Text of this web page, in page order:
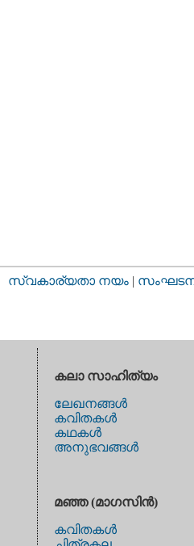
സ്വകാര്യതാ നയം |
കലാ സാഹിത്യം
ലേഖനങ്ങള്‍
കവിതകള്‍
കഥകള്‍
അനുഭവങ്ങള്‍
മഞ്ഞ (മാഗസിന്‍)
കവിതകള്‍